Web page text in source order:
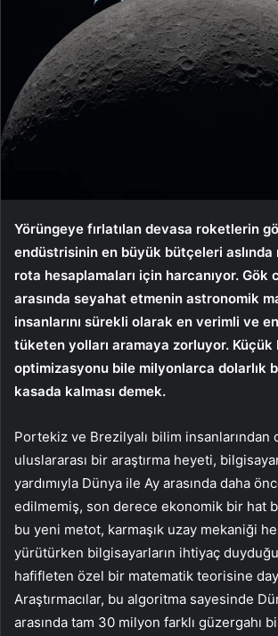
Yörüngeye fırlatılan devasa roketlerin
endüstrisinin en büyük bütçeleri aslında
rota hesaplamaları için harcanıyor. Gök
arasında seyahat etmenin astronomik
insanlarını sürekli olarak en verimli ve
tüketen yolları aramaya zorluyor. Küçük
optimizasyonu bile milyonlarca dolarlık
kasada kalması demek.
Portekiz ve Brezilyalı bilim insanlarından
uluslararası bir araştırma heyeti,
yardımıyla Dünya ile Ay arasında daha
edilmemiş, son derece ekonomik bir hat
bu yeni metot, karmaşık uzay mekaniği
yürütürken bilgisayarların ihtiyaç
hafifleten özel bir matematik teorisine
Araştırmacılar, bu algoritma sayesinde
arasında tam 30 milyon farklı güzergahı